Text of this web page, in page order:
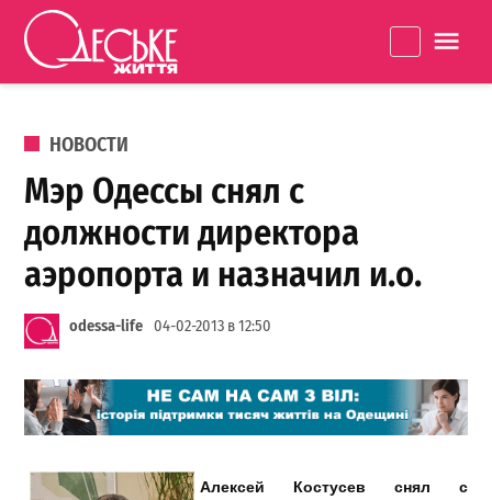
Перейти к содержанию
життя
ОПУБЛИКОВАНО В
НОВОСТИ
Мэр Одессы снял с
должности директора
аэропорта и назначил и.о.
odessa-life 04-02-2013 в 12:50
Алексей Костусев снял с